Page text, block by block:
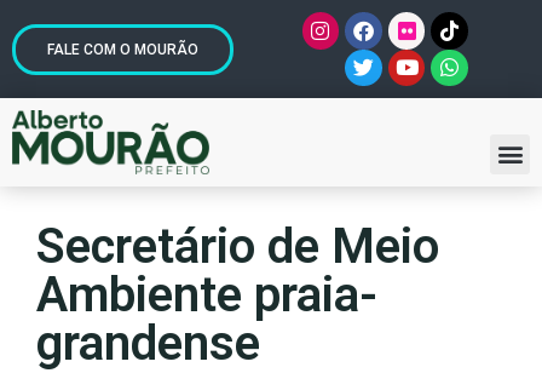
FALE COM O MOURÃO
Secretário de Meio
Ambiente praia-
grandense